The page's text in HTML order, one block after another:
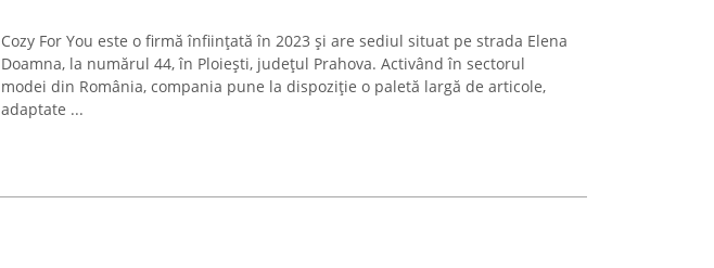
Cozy For You este o firmă înființată în 2023 și are sediul situat pe strada Elena
Doamna, la numărul 44, în Ploiești, județul Prahova. Activând în sectorul
modei din România, compania pune la dispoziție o paletă largă de articole,
adaptate ...